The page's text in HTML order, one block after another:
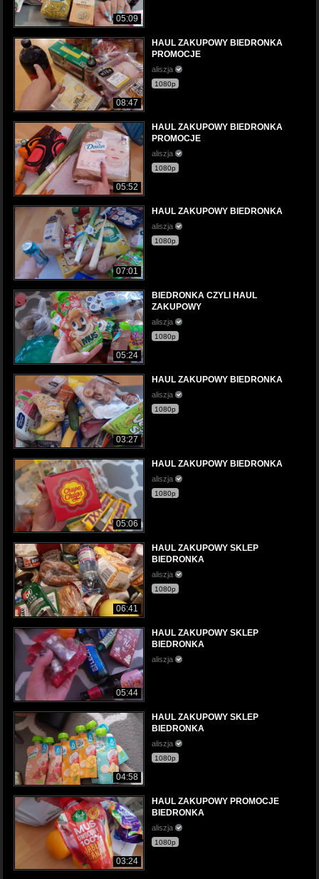
05:09
08:47
HAUL ZAKUPOWY BIEDRONKA
PROMOCJE
aliszja
1080p
05:52
HAUL ZAKUPOWY BIEDRONKA
PROMOCJE
aliszja
1080p
07:01
HAUL ZAKUPOWY BIEDRONKA
aliszja
1080p
05:24
BIEDRONKA CZYLI HAUL
ZAKUPOWY
aliszja
1080p
03:27
HAUL ZAKUPOWY BIEDRONKA
aliszja
1080p
05:06
HAUL ZAKUPOWY BIEDRONKA
aliszja
1080p
06:41
HAUL ZAKUPOWY SKLEP
BIEDRONKA
aliszja
1080p
05:44
HAUL ZAKUPOWY SKLEP
BIEDRONKA
aliszja
04:58
HAUL ZAKUPOWY SKLEP
BIEDRONKA
aliszja
1080p
03:24
HAUL ZAKUPOWY PROMOCJE
BIEDRONKA
aliszja
1080p